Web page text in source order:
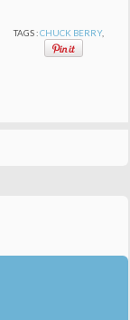
TAGS :CHUCK BERRY,